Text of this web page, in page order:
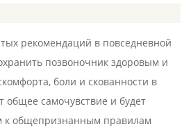
рекомендаций в повседневной
позвоночник здоровым и
боли и скованности в
общее самочувствие и будет
к общепризнанным правилам